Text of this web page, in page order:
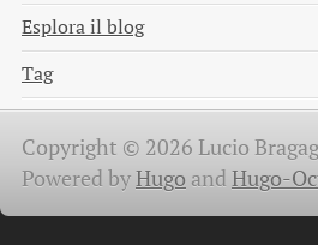
Esplora il blog
Tag
Copyright © 2026 Lucio
Powered byHugo and Hugo-